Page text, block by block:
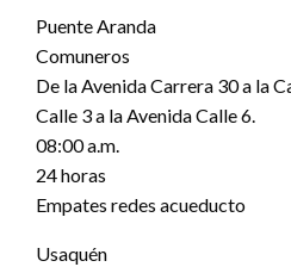
Puente Aranda
Comuneros
De la Avenida Carrera 30 a la
Calle 3 a la Avenida Calle 6.
08:00 a.m.
24 horas
Empates redes acueducto
Usaquén